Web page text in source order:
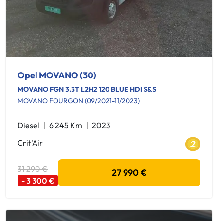
Opel MOVANO (30)
MOVANO FGN 3.3T L2H2 120 BLUE HDI S&S
MOVANO FOURGON (09/2021-11/2023)
Diesel 6 245 Km
2023
Crit'Air
31 290 €
- 3 300 €
27 990 €